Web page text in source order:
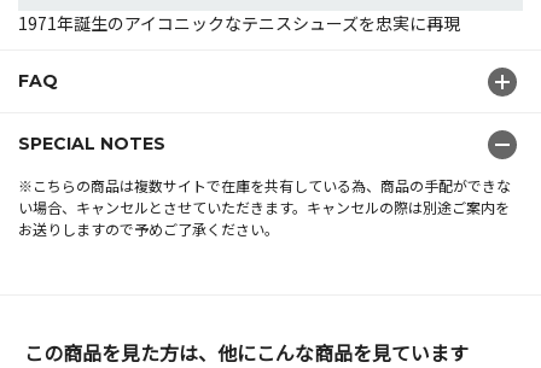
1971年誕生のアイコニックなテニスシューズを忠実に再現
FAQ
SPECIAL NOTES
※こちらの商品は複数サイトで在庫を共有している為、商品の手配ができな
い場合、キャンセルとさせていただきます。キャンセルの際は別途ご案内を
お送りしますので予めご了承ください。
この商品を見た方は、他にこんな商品を見ています